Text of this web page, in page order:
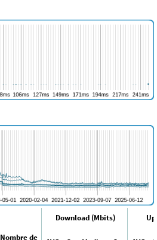
Download (Mbits)
Nombre de